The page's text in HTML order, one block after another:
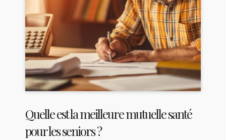
Quelle est la meilleure mutuelle santé
pour les seniors ?